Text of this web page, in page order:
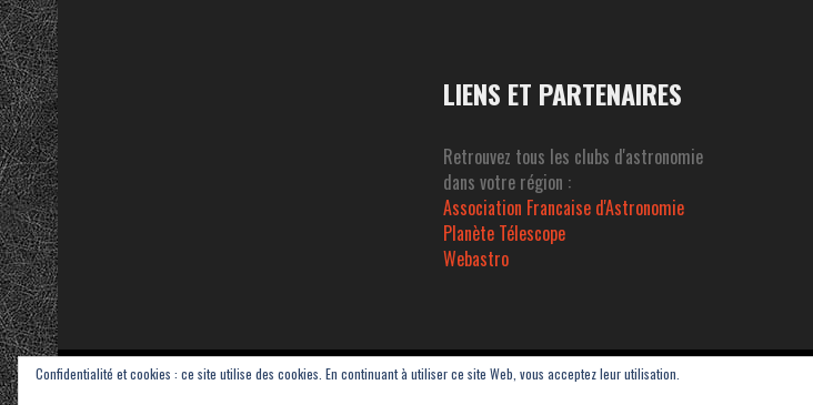
LIENS ET PARTENAIRES
Retrouvez tous les clubs d'astronomie
dans votre région :
Association Francaise d'Astronomie
Planète Télescope
Webastro
Copyright © 2023-2026 Association Sétoise d'Astronomie dans le Pays de Thau - ASAT
Confidentialité et cookies : ce site utilise des cookies. En continuant à utiliser ce site Web, vous acceptez leur utilisation.